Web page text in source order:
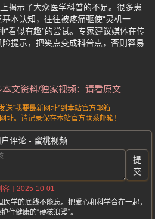
揭示了大众医学科普的不足。很多患
本认知，往往被疼痛驱使“灵机一
“看似有趣”的尝试。专家建议媒体在传
提示，把笑点变成科普点，否则容易
文资料/独家视频：请看原文
“我要最新网址”到本站官方邮箱
址。请记录保存本站官方联系邮箱！
评论 - 蜜桃视频
提
交
客
2025-10-01
学的底线不能忘。把爱心和科学合在一起，
住健康的“硬核浪漫”。